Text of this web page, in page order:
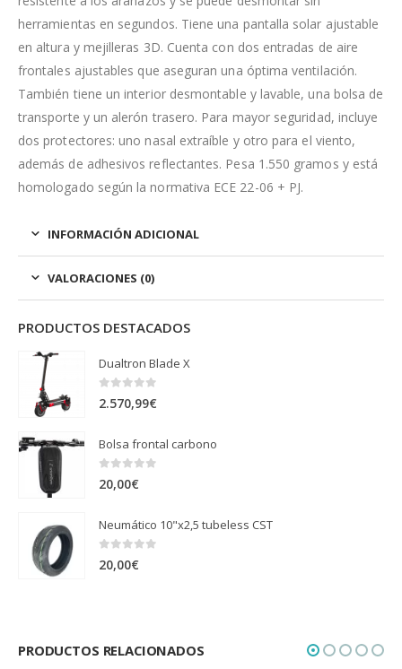
herramientas en segundos. Tiene una pantalla solar ajustable
en altura y mejilleras 3D. Cuenta con dos entradas de aire
frontales ajustables que aseguran una óptima ventilación.
También tiene un interior desmontable y lavable, una bolsa de
transporte y un alerón trasero. Para mayor seguridad, incluye
dos protectores: uno nasal extraíble y otro para el viento,
además de adhesivos reflectantes. Pesa 1.550 gramos y está
homologado según la normativa ECE 22-06 + PJ.
INFORMACIÓN ADICIONAL
VALORACIONES (0)
PRODUCTOS DESTACADOS
Dualtron Blade X
0 out of 5
2.570,99€
Bolsa frontal carbono
0 out of 5
20,00€
Neumático 10"x2,5 tubeless CST
0 out of 5
20,00€
PRODUCTOS RELACIONADOS